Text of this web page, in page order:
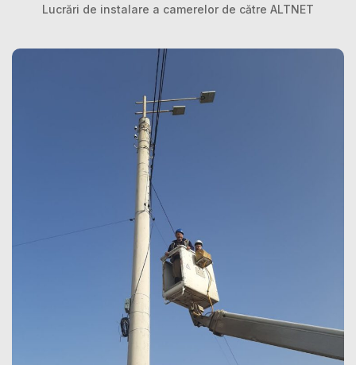
Lucrări de instalare a camerelor de către ALTNET